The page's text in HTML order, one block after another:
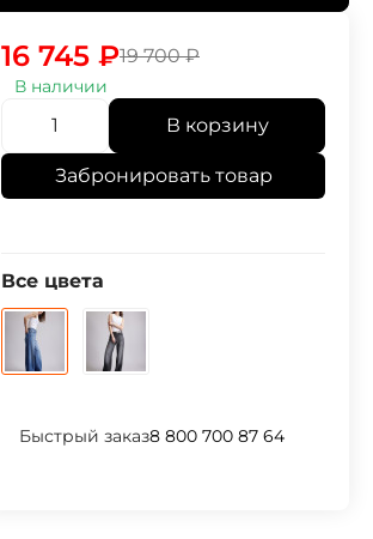
19 700₽
16 745 ₽
В наличии
В корзину
Забронировать товар
Все цвета
Быстрый заказ8 800 700 87 64